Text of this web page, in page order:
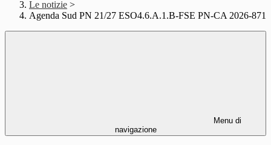
Le notizie >
Agenda Sud PN 21/27 ESO4.6.A.1.B-FSE PN-CA 2026-871
Menu di
navigazione